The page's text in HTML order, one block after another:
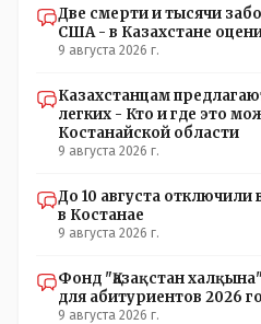
усмотрению: - их мгновенно
на выборы и не дадут им
партиями.
Две смерти и тысячи
США - в Казахстане
9 августа 2026 г.
Казахстанцам
легких - Кто и где это
Костанайской области
9 августа 2026 г.
До 10 августа
в Костанае
9 августа 2026 г.
Фонд "Қазақстан
для абитуриентов 2026
9 августа 2026 г.